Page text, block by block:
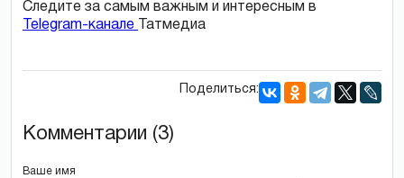
Следите за самым важным и интересным в
Telegram-канале
Татмедиа
Поделиться:
Комментарии (3)
Ваше имя